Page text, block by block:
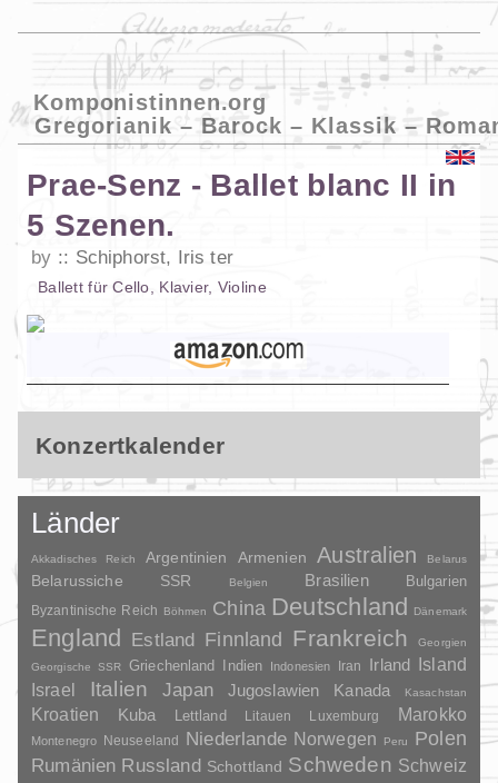
Komponistinnen.org
Gregorianik – Barock – Klassik –
Prae-Senz - Ballet blanc II in
5 Szenen.
by Schiphorst, Iris ter
BallettfürCello Klavier, Violine
Konzertkalender
Länder
Akkadisches Reich Argentinien Armenien Australien Belarus
Belarussiche SSR Belgien Brasilien Bulgarien
Byzantinische Reich Böhmen China Deutschland Dänemark
England Estland Finnland Frankreich
Georgien
Georgische SSR
Griechenland Indien Indonesien Iran Irland
Island
Israel
Italien Japan Jugoslawien Kanada Kasachstan
Kroatien Kuba Lettland Litauen Luxemburg Marokko
Montenegro Neuseeland Niederlande Norwegen Peru
Polen
Rumänien Russland Schottland Schweden Schweiz